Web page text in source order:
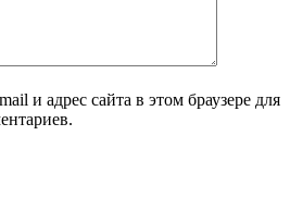
и адрес сайта в этом браузере для